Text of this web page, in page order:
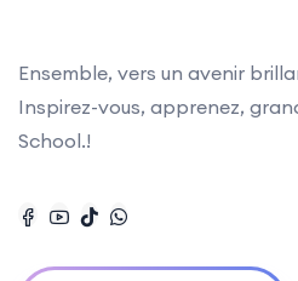
Ensemble, vers un avenir
Inspirez-vous, apprenez,
School.!